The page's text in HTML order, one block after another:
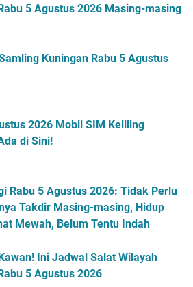
5 Agustus 2026 Masing-masing
Kuningan Rabu 5 Agustus
2026 Mobil SIM Keliling
di Sini!
Rabu 5 Agustus 2026: Tidak Perlu
Takdir Masing-masing, Hidup
Mewah, Belum Tentu Indah
Ini Jadwal Salat Wilayah
5 Agustus 2026